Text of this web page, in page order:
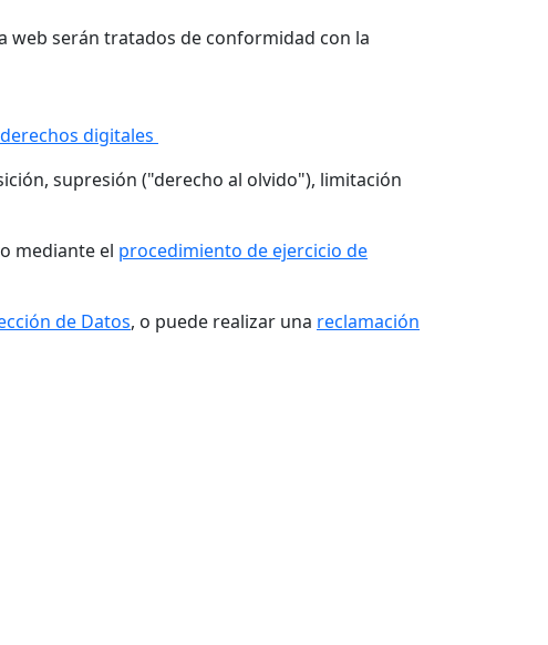
web serán tratados de conformidad con la
digitales
supresión ("derecho al olvido"), limitación
mediante el procedimiento de ejercicio de
de Datos, o puede realizar una reclamación